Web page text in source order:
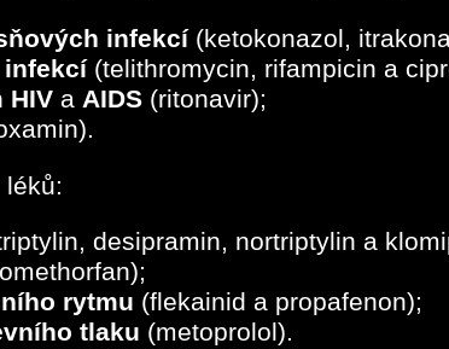
infekcí(ketokonazol,
(telithromycin, rifampicin a
HIV a AIDS (ritonavir);
desipramin, nortriptylin a
rytmu (flekainid a propafenon);
tlaku (metoprolol).